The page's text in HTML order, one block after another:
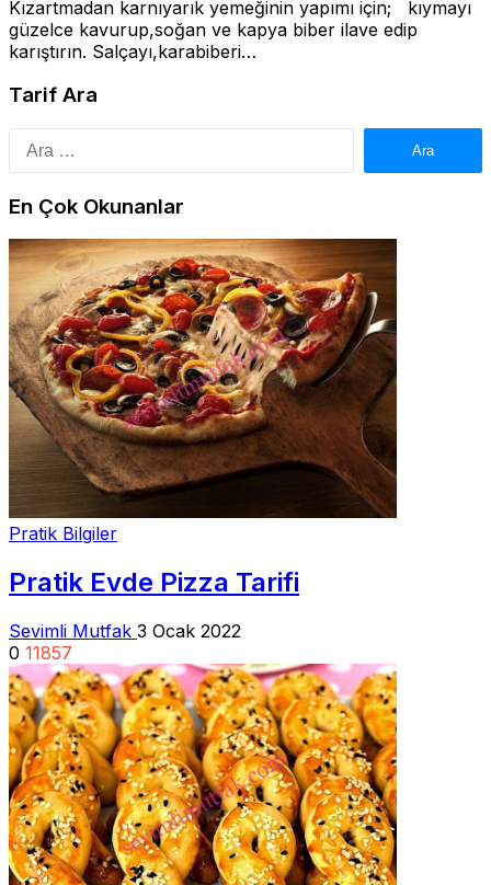
Kızartmadan karnıyarık yemeğinin yapımı için; kıymayı
güzelce kavurup,soğan ve kapya biber ilave edip
karıştırın. Salçayı,karabiberi…
Tarif Ara
En Çok Okunanlar
Pratik Bilgiler
Pratik Evde Pizza Tarifi
Sevimli Mutfak 3 Ocak 2022
0 11857